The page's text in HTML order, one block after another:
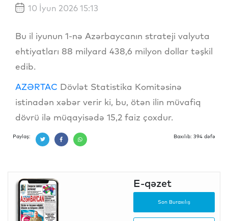
10 İyun 2026 15:13
Bu il iyunun 1-nə Azərbaycanın strateji valyuta
ehtiyatları 88 milyard 438,6 milyon dollar təşkil
edib.
AZƏRTAC Dövlət Statistika Komitəsinə
istinadən xəbər verir ki, bu, ötən ilin müvafiq
dövrü ilə müqayisədə 15,2 faiz çoxdur.
Paylaş: Baxılıb: 394 dəfə
E-qəzet
Son Buraxılış